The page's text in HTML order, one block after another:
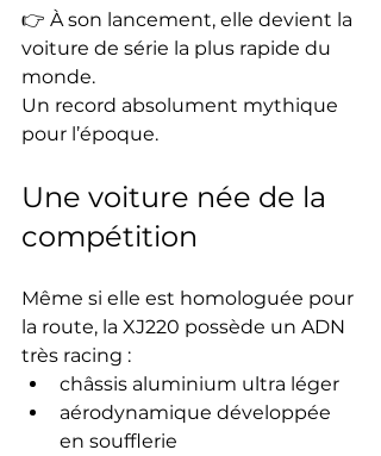
👉 À son lancement, elle devient la
voiture de série la plus rapide du
monde.
Un record absolument mythique
pour l’époque.
Une voiture née de la
compétition
Même si elle est homologuée pour
la route, la XJ220 possède un ADN
très racing :
châssis aluminium ultra léger
aérodynamique développée
en soufflerie